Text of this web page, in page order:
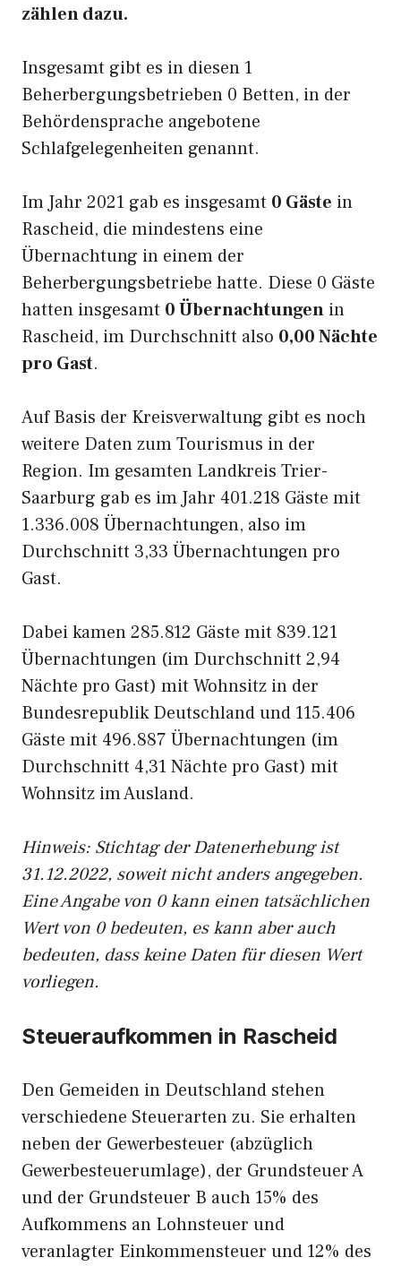
zählen dazu.
Insgesamt gibt es in diesen 1
Beherbergungsbetrieben 0 Betten, in der
Behördensprache angebotene
Schlafgelegenheiten genannt.
Im Jahr 2021 gab es insgesamt 0 Gäste in
Rascheid, die mindestens eine
Übernachtung in einem der
Beherbergungsbetriebe hatte. Diese 0 Gäste
hatten insgesamt 0 Übernachtungen in
Rascheid, im Durchschnitt also 0,00 Nächte
pro Gast.
Auf Basis der Kreisverwaltung gibt es noch
weitere Daten zum Tourismus in der
Region. Im gesamten Landkreis Trier-
Saarburg gab es im Jahr 401.218 Gäste mit
1.336.008 Übernachtungen, also im
Durchschnitt 3,33 Übernachtungen pro
Gast.
Dabei kamen 285.812 Gäste mit 839.121
Übernachtungen (im Durchschnitt 2,94
Nächte pro Gast) mit Wohnsitz in der
Bundesrepublik Deutschland und 115.406
Gäste mit 496.887 Übernachtungen (im
Durchschnitt 4,31 Nächte pro Gast) mit
Wohnsitz im Ausland.
Hinweis: Stichtag der Datenerhebung ist
31.12.2022, soweit nicht anders angegeben.
Eine Angabe von 0 kann einen tatsächlichen
Wert von 0 bedeuten, es kann aber auch
bedeuten, dass keine Daten für diesen Wert
vorliegen.
Steueraufkommen in Rascheid
Den Gemeiden in Deutschland stehen
verschiedene Steuerarten zu. Sie erhalten
neben der Gewerbesteuer (abzüglich
Gewerbesteuerumlage), der Grundsteuer A
und der Grundsteuer B auch 15% des
Aufkommens an Lohnsteuer und
veranlagter Einkommensteuer und 12% des